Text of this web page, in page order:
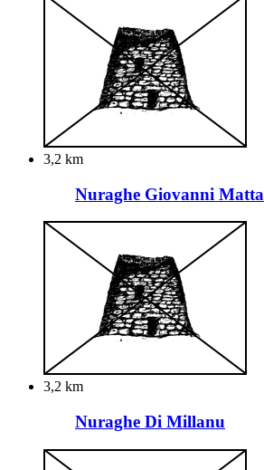
3,2 km
Nuraghe Giovanni Matta
3,2 km
Nuraghe Di Millanu